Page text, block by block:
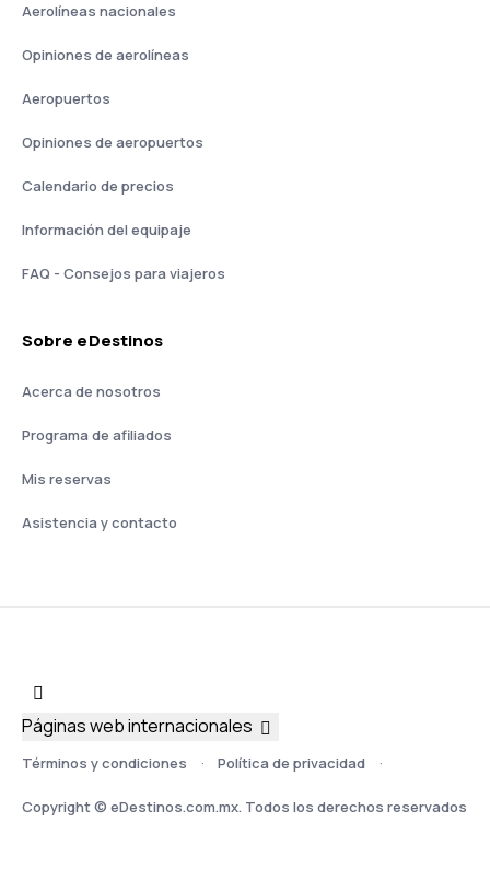
Aerolíneas nacionales
Opiniones de aerolíneas
Aeropuertos
Opiniones de aeropuertos
Calendario de precios
Información del equipaje
FAQ - Consejos para viajeros
Sobre eDestinos
Acerca de nosotros
Programa de afiliados
Mis reservas
Asistencia y contacto
Términos y condiciones Política de privacidad
Copyright © eDestinos.com.mx. Todos los derechos reservados
Páginas web internacionales